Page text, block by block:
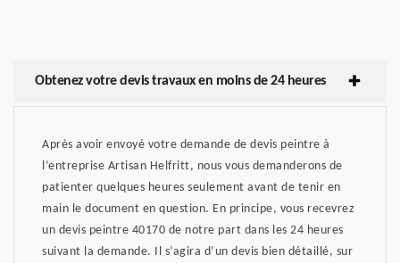
Obtenez votre devis travaux en moins de 24 heures
Après avoir envoyé votre demande de devis peintre à
l’entreprise Artisan Helfritt, nous vous demanderons de
patienter quelques heures seulement avant de tenir en
main le document en question. En principe, vous recevrez
un devis peintre 40170 de notre part dans les 24 heures
suivant la demande. Il s’agira d’un devis bien détaillé, sur